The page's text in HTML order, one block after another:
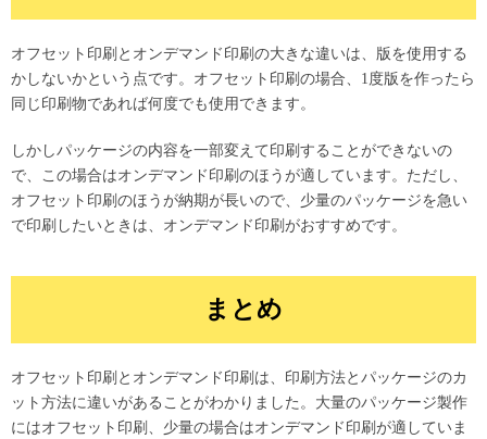
オフセット印刷とオンデマンド印刷の大きな違いは、版を使用する
かしないかという点です。オフセット印刷の場合、1度版を作ったら
同じ印刷物であれば何度でも使用できます。
しかしパッケージの内容を一部変えて印刷することができないの
で、この場合はオンデマンド印刷のほうが適しています。ただし、
オフセット印刷のほうが納期が長いので、少量のパッケージを急い
で印刷したいときは、オンデマンド印刷がおすすめです。
まとめ
オフセット印刷とオンデマンド印刷は、印刷方法とパッケージのカ
ット方法に違いがあることがわかりました。大量のパッケージ製作
にはオフセット印刷、少量の場合はオンデマンド印刷が適していま